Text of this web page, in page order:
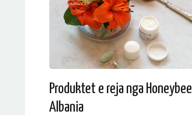
Produktet e reja nga Honeybee
Albania